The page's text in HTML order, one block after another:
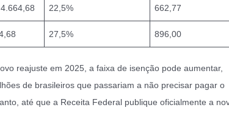
22,5% 662,77
27,5% 896,00
reajuste em 2025, a faixa de isenção pode aumentar,
de brasileiros que passariam a não precisar pagar o
até que a Receita Federal publique oficialmente a